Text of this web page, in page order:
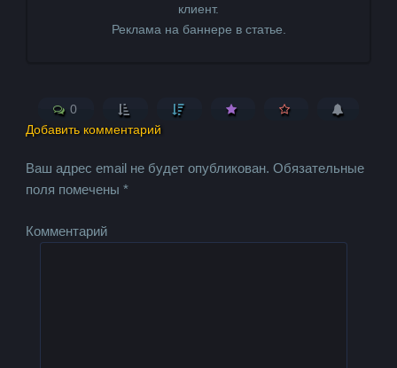
клиент.
Реклама на баннере в статье.
0
Добавить комментарий
Ваш адрес email не будет опубликован. Обязательные
поля помечены*
Комментарий